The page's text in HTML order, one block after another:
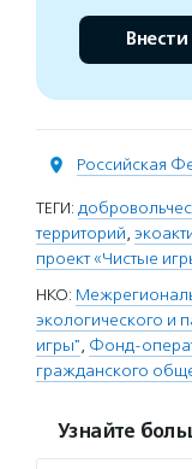
Российская
ТЕГИ:
территорий,
проект «Чистые
НКО:
экологического и
игры", Фонд-
гражданского
Узнайте